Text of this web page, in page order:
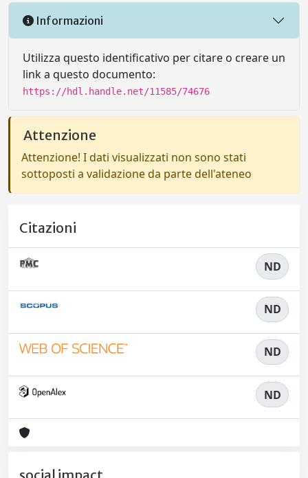
Informazioni
Utilizza questo identificativo per citare o creare un
link a questo documento:
https://hdl.handle.net/11585/74676
Attenzione
Attenzione! I dati visualizzati non sono stati
sottoposti a validazione da parte dell'ateneo
Citazioni
ND
ND
ND
ND